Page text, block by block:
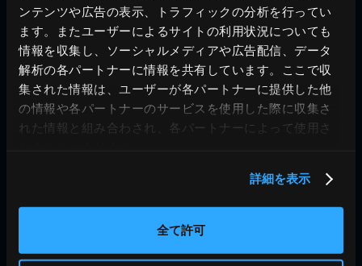
ンテンツや広告の表示、トラフィックの分析を行ってい
ます。またユーザーによるサイトの利用状況についても
情報を収集し、ソーシャルメディアや広告配信、データ
解析の各パートナーに情報を共有しています。ここで収
集された情報は、ユーザーが各パートナーに提供した他
の情報や各パートナーのサービスを使用した際に収集さ
れた情報と組み合わされ、各パートナーによって使用さ
詳細を表示
全て許可
ニュース
ホワイトペーパー
プライバシーポリシー
サイトポリシー
© JIG-SAW INC.